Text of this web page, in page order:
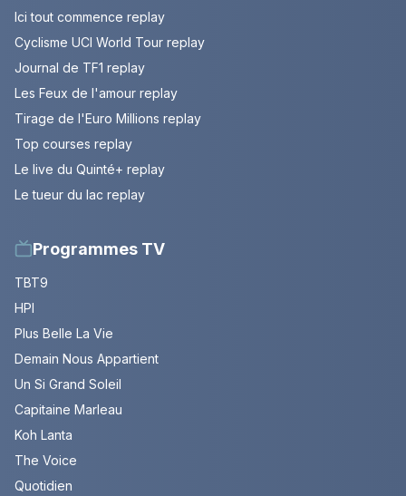
Ici tout commence replay
Cyclisme UCI World Tour replay
Journal de TF1 replay
Les Feux de l'amour replay
Tirage de l'Euro Millions replay
Top courses replay
Le live du Quinté+ replay
Le tueur du lac replay
Programmes TV
TBT9
HPI
Plus Belle La Vie
Demain Nous Appartient
Un Si Grand Soleil
Capitaine Marleau
Koh Lanta
The Voice
Quotidien